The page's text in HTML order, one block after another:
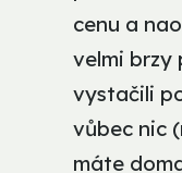
cenu a
velmi brzy
vystačili
vůbec nic
máte